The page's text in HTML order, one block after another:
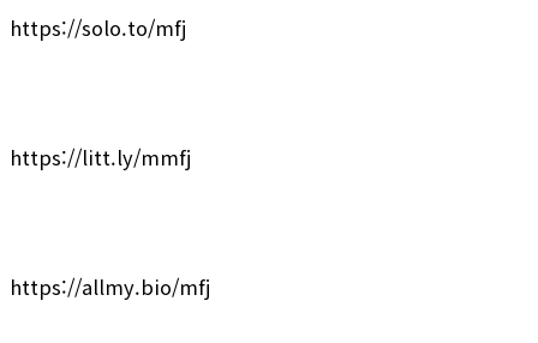
https://solo.to/mfj
https://litt.ly/mmfj
https://allmy.bio/mfj